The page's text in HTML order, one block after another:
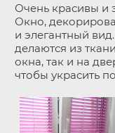
Очень красивы и
Окно,
и элегантный
делаются из
окна, так и на
чтобы украсить